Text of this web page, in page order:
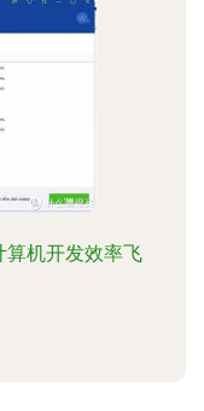
算机开发效率飞